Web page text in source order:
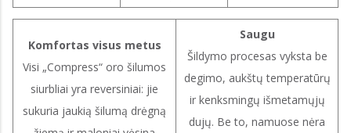
Komfortas visus metus
Visi „Compress“ oro šilumos
siurbliai yra reversiniai: jie
sukuria jaukią šilumą drėgną
Saugu
Šildymo procesas vyksta be
degimo, aukštų temperatūrų
ir kenksmingų išmetamųjų
dujų. Be to, namuose nėra